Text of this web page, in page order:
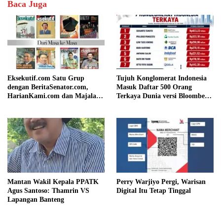
Baca Juga
Eksekutif.com Satu Grup
dengan BeritaSenator.com,
HarianKami.com dan Majalah
Tujuh Konglomerat Indonesia
Masuk Daftar 500 Orang
Terkaya Dunia versi Bloomberg,
Mantan Wakil Kepala PPATK
Agus Santoso: Thamrin VS
Lapangan Banteng
Perry Warjiyo Pergi, Warisan
Digital Itu Tetap Tinggal